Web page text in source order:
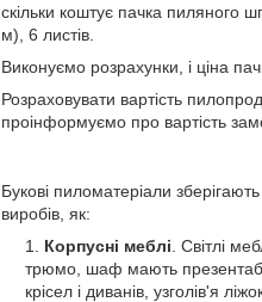
скільки коштує пачка пиляного
м), 6 листів.
Виконуємо розрахунки, і ціна
Розраховувати вартість
проінформуємо про вартість
Букові пиломатеріали
виробів, як:
Корпусні меблі . Світлі
трюмо, шаф мають
крісел і диванів, узголів'я